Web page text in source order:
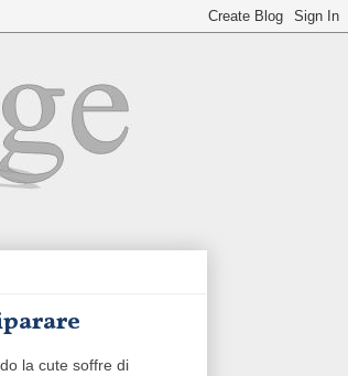
la cute soffre di